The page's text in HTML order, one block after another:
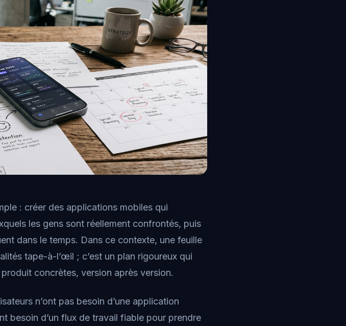
: créer des applications mobiles qui
les gens sont réellement confrontés, puis
dans le temps. Dans ce contexte, une feuille
tape-à-l’œil ; c’est un plan rigoureux qui
concrètes, version après version.
n’ont pas besoin d’une application
besoin d’un flux de travail fiable pour prendre